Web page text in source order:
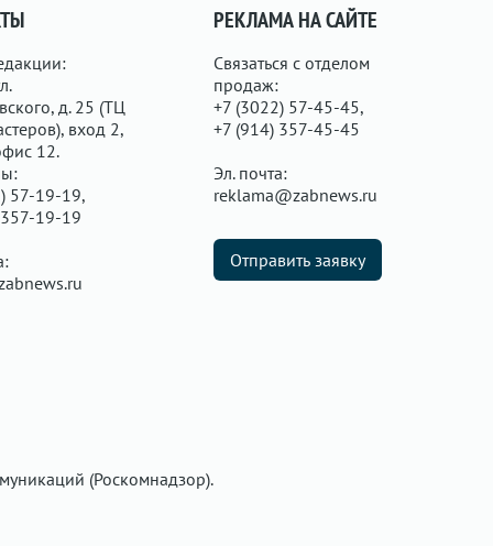
д. 25 (ТЦ
вход 2,
12.
57-19-19,
19-19
РЕКЛАМА НА САЙТЕ
Связаться с отделом
продаж:
+7 (3022) 57-45-45,
+7 (914) 357-45-45
Эл. почта:
reklama@zabnews.ru
Отправить заявку
(Роскомнадзор).